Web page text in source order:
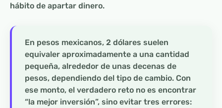
hábito de apartar dinero.
En pesos mexicanos, 2 dólares suelen
equivaler aproximadamente a una cantidad
pequeña, alrededor de unas decenas de
pesos, dependiendo del tipo de cambio. Con
ese monto, el verdadero reto no es encontrar
“la mejor inversión”, sino evitar tres errores: